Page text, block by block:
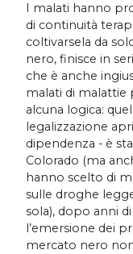
I malati hanno
di continuità
coltivarsela da
nero, finisce in
che è anche
malati di malattie
alcuna logica:
legalizzazione
dipendenza - è
Colorado (ma
hanno scelto di
sulle droghe
sola), dopo anni
l’emersione dei
mercato nero